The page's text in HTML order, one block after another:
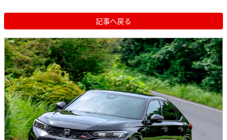
記事へ戻る